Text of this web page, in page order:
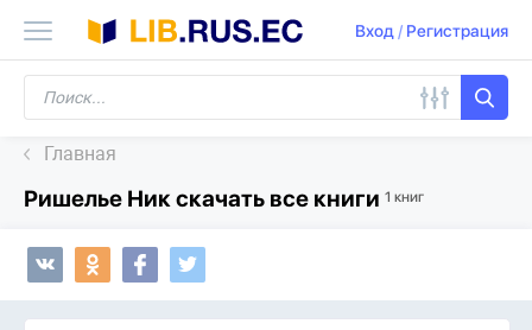
Вход/ Регистрация
Главная
Ришелье Ник скачать все книги 1 книг